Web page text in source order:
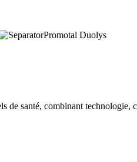
Promotal Duolys
santé, combinant